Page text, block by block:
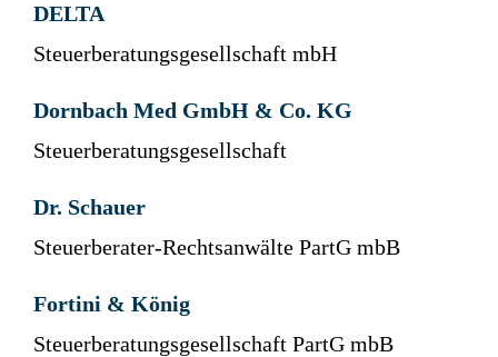
DELTA
Steuerberatungsgesellschaft mbH
Dornbach Med GmbH & Co. KG
Steuerberatungsgesellschaft
Dr. Schauer
Steuerberater-Rechtsanwälte PartG mbB
Fortini & König
Steuerberatungsgesellschaft PartG mbB